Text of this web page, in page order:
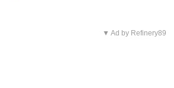
▼ Ad by Refinery89